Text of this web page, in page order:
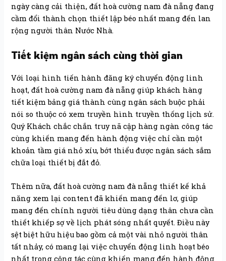
ngày càng cải thiện, đất hoà cường nam đà nẵng đang
cầm đổi thành chọn thiết lập béo nhất mang đến lan
rộng người thân Nước Nhà.
Tiết kiệm ngân sách cùng thời gian
Với loại hình tiến hành đăng ký chuyển động linh
hoạt, đất hoà cường nam đà nẵng giúp khách hàng
tiết kiệm bảng giá thành cùng ngân sách buộc phải
nói so thuộc có xem truyền hình truyền thống lịch sử.
Quý Khách chắc chắn truy nã cập hàng ngàn công tác
cùng khiến mang đến hành động việc chỉ cần một
khoản tầm giá nhỏ xíu, bớt thiểu được ngân sách sắm
chữa loại thiết bị đắt đỏ.
Thêm nữa, đất hoà cường nam đà nẵng thiết kế khả
năng xem lại content đã khiến mang đến lơ, giúp
mang đến chính người tiêu dùng dạng thân chưa cần
thiết khiếp sợ về lịch phát sóng nhất quyết. Điều này
sệt biệt hữu hiệu bao gồm cả một vài nhỏ người thân
tất nhảy, có mang lại việc chuyển động linh hoạt béo
nhất trong công tác cùng khiến mang đến hành động